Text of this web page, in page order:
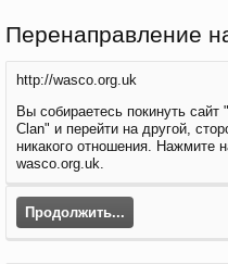
Перенаправление
http://wasco.org.uk
Вы собираетесь покинуть
Clan" и перейти на другой,
никакого отношения. Нажмите
wasco.org.uk.
Продолжить...